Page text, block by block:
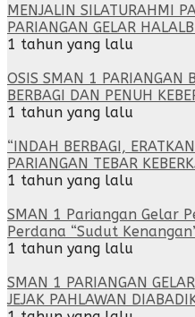
MENJALIN SILATURAHMI
PARIANGAN GELAR
1 tahun yang lalu
OSIS SMAN 1 PARIANGAN
BERBAGI DAN PENUH
1 tahun yang lalu
“INDAH BERBAGI,
PARIANGAN TEBAR
1 tahun yang lalu
SMAN 1 Pariangan Gelar
Perdana “Sudut
1 tahun yang lalu
SMAN 1 PARIANGAN
JEJAK PAHLAWAN